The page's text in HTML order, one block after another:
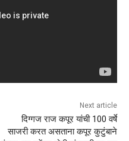
Next article
दिग्गज राज कपूर यांची 100 वर्षे
साजरी करत असताना कपूर कुटुंबाने